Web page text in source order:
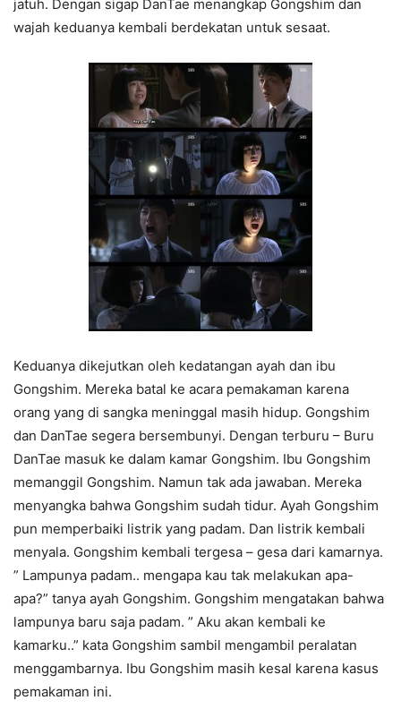
jatuh. Dengan sigap DanTae menangkap Gongshim dan
wajah keduanya kembali berdekatan untuk sesaat.
Keduanya dikejutkan oleh kedatangan ayah dan ibu
Gongshim. Mereka batal ke acara pemakaman karena
orang yang di sangka meninggal masih hidup. Gongshim
dan DanTae segera bersembunyi. Dengan terburu – Buru
DanTae masuk ke dalam kamar Gongshim. Ibu Gongshim
memanggil Gongshim. Namun tak ada jawaban. Mereka
menyangka bahwa Gongshim sudah tidur. Ayah Gongshim
pun memperbaiki listrik yang padam. Dan listrik kembali
menyala. Gongshim kembali tergesa – gesa dari kamarnya.
” Lampunya padam.. mengapa kau tak melakukan apa-
apa?” tanya ayah Gongshim. Gongshim mengatakan bahwa
lampunya baru saja padam. ” Aku akan kembali ke
kamarku..” kata Gongshim sambil mengambil peralatan
menggambarnya. Ibu Gongshim masih kesal karena kasus
pemakaman ini.